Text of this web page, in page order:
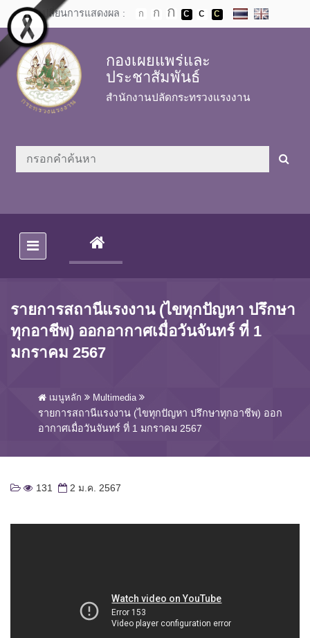
Skip to main content
เปลี่ยนการแสดงผล :
กองเผยแพร่และ
ประชาสัมพันธ์
สำนักงานปลัดกระทรวงแรงงาน
(CURRENT)
รายการสถานีแรงงาน (ไขทุกปัญหา ปรึกษา
ทุกอาชีพ) ออกอากาศเมื่อวันจันทร์ ที่ 1
มกราคม 2567
เมนูหลัก Multimedia
รายการสถานีแรงงาน (ไขทุกปัญหา ปรึกษาทุกอาชีพ) ออก
อากาศเมื่อวันจันทร์ ที่ 1 มกราคม 2567
131 2 ม.ค. 2567